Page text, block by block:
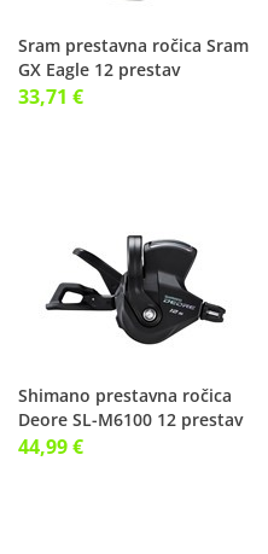
Sram prestavna ročica Sram
GX Eagle 12 prestav
33,71 €
Shimano prestavna ročica
Deore SL-M6100 12 prestav
desna
44,99 €